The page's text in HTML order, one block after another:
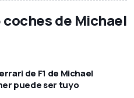
de Michael
de F1 de Michael
puede ser tuyo